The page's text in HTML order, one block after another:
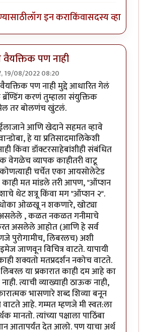
लॉग इन कराकिंवासदस्य व्हा
वैयक्तिक पण नाही
19/08/2022 08:20
toआमचं सोडा डॉक्टरbyजेम्स वांड
पण नाही मुद्दे आधारित गेलं
करणं तुम्हाला संयुक्तिक
तर बोलणंच खुंटलं.
आणि खेदाने सहमत व्हावे
हे या प्रतिसादमालिकेशी
किंवा डॉक्टरसाहेबांशीही संबंधित
वेगळेच व्यापक काहीतरी वाटू
चर्चेत एका आयसोलेटेड
काही मत मांडले तरी आपण, "ऑप्शन
थेट शत्रू किंवा मग "ऑप्शन २".
ओळखू न शकणारे, खोट्या
असलेले , कळत नकळत गनीमाचे
असलेले आहोत (आणि हे सर्व
पुरोगामीच, लिबरलच) अशी
जाणवून विचित्र वाटते. यापायी
शक्यतो मतप्रदर्शन नकोच वाटते.
लिबरल या प्रकारात काही दम आहे का
त्याची व्याख्याही ठाऊक नाही,
भासणारे शब्द शिव्या बनून
आहे. गम्मत म्हणजे मी स्वत:ला
मानतो. त्यांच्या पक्षाला पाठिंबा
आतापर्यंत देत आलो. पण याचा अर्थ